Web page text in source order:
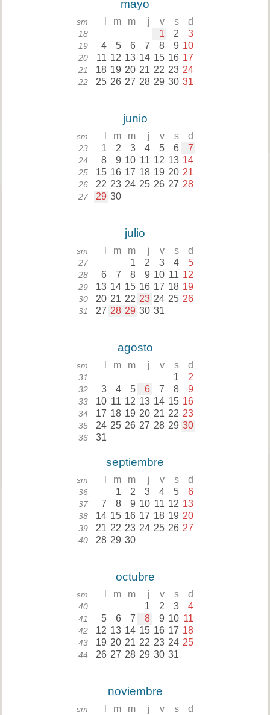
mayo
sm m m j v s d
18 1 2 3
19 4 5 6 7 8 9 10
20 11 12 13 14 15 16 17
21 18 19 20 21 22 23 24
22 25 26 27 28 29 30 31
junio
sm m m j v s d
23 1 2 3 4 5 6 7
24 8 9 10 11 12 13 14
25 15 16 17 18 19 20 21
26 22 23 24 25 26 27 28
27 29 30
julio
sm m m j v s d
27 1 2 3 4 5
28 6 7 8 9 10 11 12
29 13 14 15 16 17 18 19
30 20 21 22 23 24 25 26
31 27 28 29 30 31
agosto
sm m m j v s d
31 1 2
32 3 4 5 6 7 8 9
33 10 11 12 13 14 15 16
34 17 18 19 20 21 22 23
35 24 25 26 27 28 29 30
36 31
septiembre
sm m m j v s d
36 1 2 3 4 5 6
37 7 8 9 10 11 12 13
38 14 15 16 17 18 19 20
39 21 22 23 24 25 26 27
40 28 29 30
octubre
sm m m j v s d
40 1 2 3 4
41 5 6 7 8 9 10 11
42 12 13 14 15 16 17 18
43 19 20 21 22 23 24 25
44 26 27 28 29 30 31
noviembre
sm m m j v s d